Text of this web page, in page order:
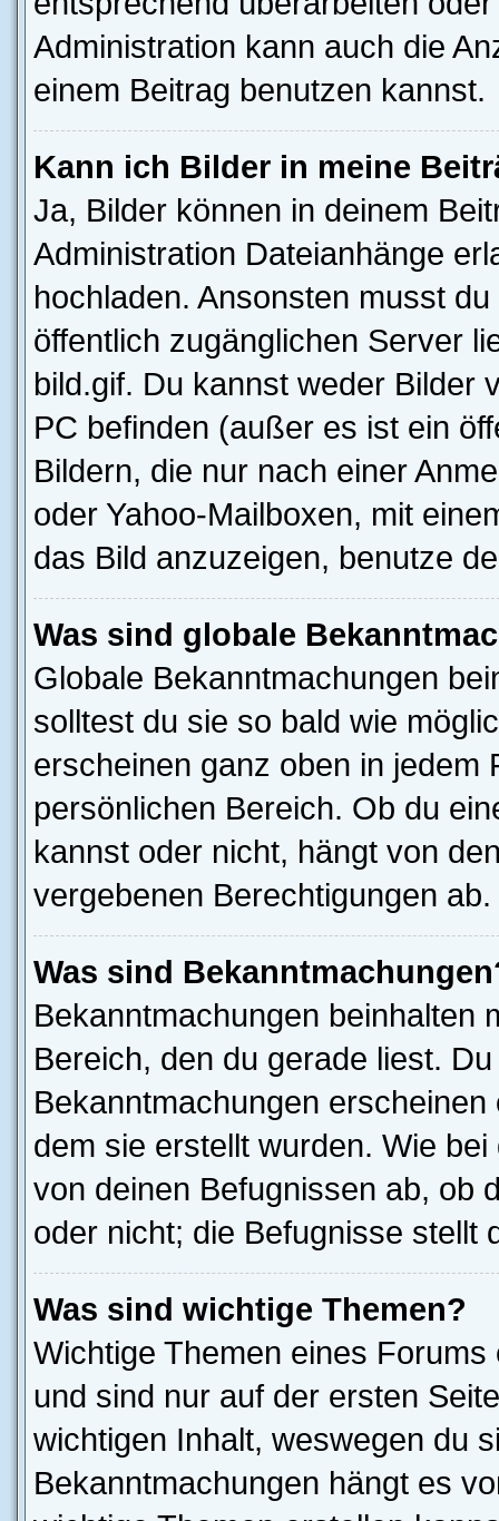
Administration kann auch die
einem Beitrag benutzen kannst.
Kann ich Bilder in meine
Ja, Bilder können in deinem
Administration Dateianhänge
hochladen. Ansonsten musst
öffentlich zugänglichen Server
bild.gif. Du kannst weder Bilder
PC befinden (außer es ist ein
Bildern, die nur nach einer
oder Yahoo-Mailboxen, mit
das Bild anzuzeigen, benutze
Was sind globale
Globale Bekanntmachungen
solltest du sie so bald wie
erscheinen ganz oben in jedem
persönlichen Bereich. Ob du
kannst oder nicht, hängt von
vergebenen Berechtigungen ab.
Was sind
Bekanntmachungen beinhalten
Bereich, den du gerade liest.
Bekanntmachungen
dem sie erstellt wurden. Wie
von deinen Befugnissen ab, ob
oder nicht; die Befugnisse stellt
Was sind wichtige Themen?
Wichtige Themen eines
und sind nur auf der ersten
wichtigen Inhalt, weswegen du
Bekanntmachungen hängt es